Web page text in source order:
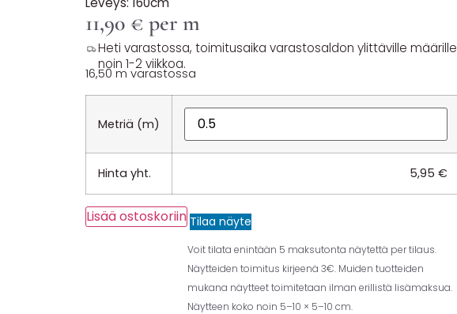
11,90 € per m
Heti varastossa, toimitusaika varastosaldon ylittäville määrille
noin 1-2 viikkoa.
16,50 m varastossa
Metriä (m)
Hinta yht. 5,95 €
Lisää ostoskoriin Tilaa näyte
Voit tilata enintään 5 maksutonta näytettä per tilaus.
Näytteiden toimitus kirjeenä 3€. Muiden tuotteiden
mukana näytteet toimitetaan ilman erillistä lisämaksua.
Näytteen koko noin 5–10 × 5–10 cm.